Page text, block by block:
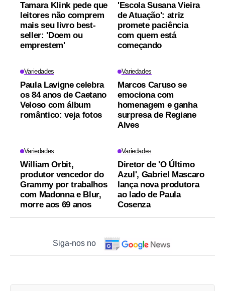
Tamara Klink pede que
leitores não comprem
mais seu livro best-
seller: 'Doem ou
emprestem'
'Escola Susana Vieira
de Atuação': atriz
promete paciência
com quem está
começando
Variedades
Paula Lavigne celebra
os 84 anos de Caetano
Veloso com álbum
romântico: veja fotos
Variedades
Marcos Caruso se
emociona com
homenagem e ganha
surpresa de Regiane
Alves
Variedades
William Orbit,
produtor vencedor do
Grammy por trabalhos
com Madonna e Blur,
morre aos 69 anos
Variedades
Diretor de 'O Último
Azul', Gabriel Mascaro
lança nova produtora
ao lado de Paula
Cosenza
Siga-nos no